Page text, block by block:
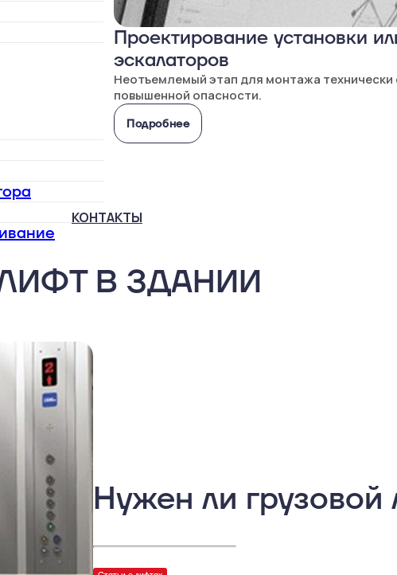
Проектирование установки
эскалаторов
Неотъемлемый этап для монтажа
повышенной опасности.
Подробнее
КОНТАКТЫ
В ЗДАНИИ
Нужен ли грузовой